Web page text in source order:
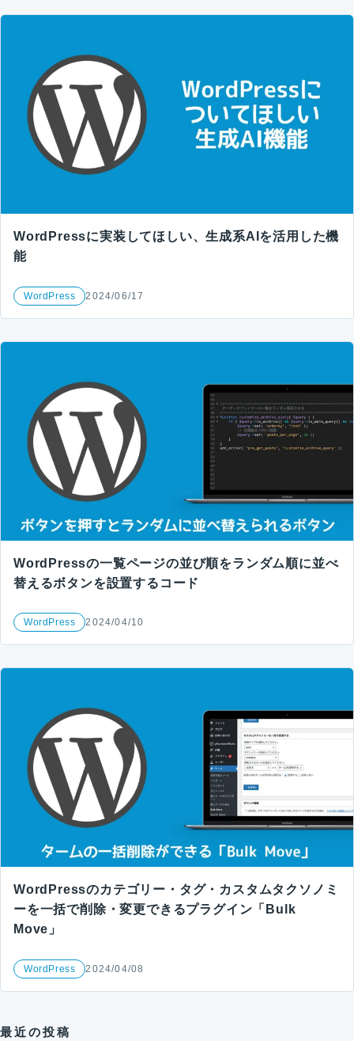
WordPressに実装してほしい、生成系AIを活用した機
能
WordPress 2024/06/17
WordPressの一覧ページの並び順をランダム順に並べ
替えるボタンを設置するコード
WordPress 2024/04/10
WordPressのカテゴリー・タグ・カスタムタクソノミ
ーを一括で削除・変更できるプラグイン「Bulk
Move」
WordPress 2024/04/08
最近の投稿